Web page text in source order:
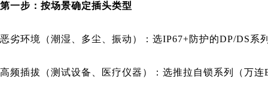
第一步：按场景确定插头类型
恶劣环境（潮湿、多尘、振动）：选IP67+防护的DP/DS
高频插拔（测试设备、医疗仪器）：选推拉自锁系列（万